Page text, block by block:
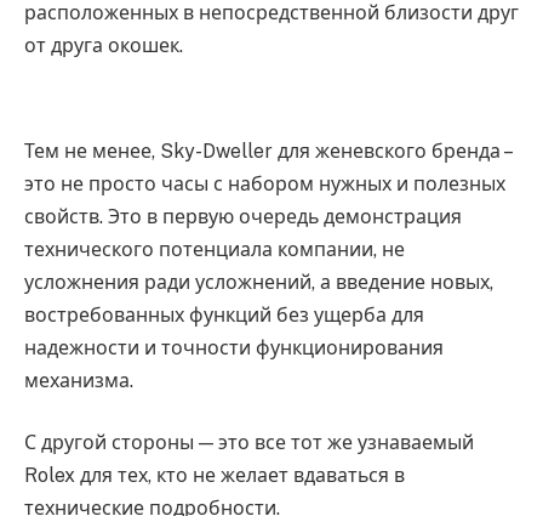
расположенных в непосредственной близости друг
от друга окошек.
Тем не менее, Sky-Dweller для женевского бренда –
это не просто часы с набором нужных и полезных
свойств. Это в первую очередь демонстрация
технического потенциала компании, не
усложнения ради усложнений, а введение новых,
востребованных функций без ущерба для
надежности и точности функционирования
механизма.
С другой стороны — это все тот же узнаваемый
Rolex для тех, кто не желает вдаваться в
технические подробности.